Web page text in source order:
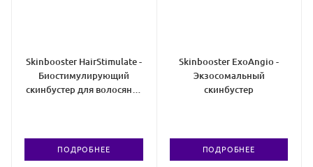
Skinbooster HairStimulate -
Биостимулирующий
скинбустер для волосяно́й
ПОДРОБНЕЕ
Skinbooster ExoAngio -
Экзосомальный
скинбустер
ПОДРОБНЕЕ